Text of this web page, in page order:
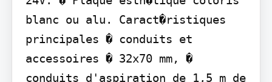
blanc ou alu. Caract�ristiques
principales � conduits et
accessoires � 32x70 mm, �
conduits d'aspiration de 1,5 m de